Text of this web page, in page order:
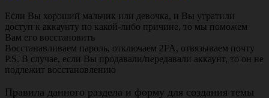
Если Вы хороший мальчик или девочка, и Вы утратили
доступ к аккаунту по какой-либо причине, то мы поможем
Вам его восстановить
Восстанавливаем пароль, отключаем 2FA, отвязываем почту
P.S. В случае, если Вы продавали/передавали аккаунт, то он не
подлежит восстановлению
Правила данного раздела и форму для создания темы